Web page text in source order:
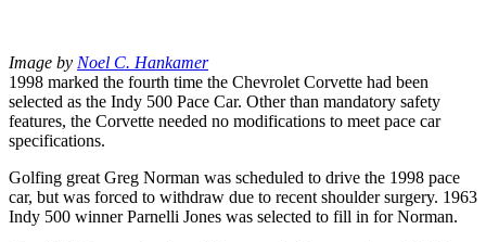
Image by Noel C. Hankamer
1998 marked the fourth time the Chevrolet Corvette had been
selected as the Indy 500 Pace Car. Other than mandatory safety
features, the Corvette needed no modifications to meet pace car
specifications.
Golfing great Greg Norman was scheduled to drive the 1998 pace
car, but was forced to withdraw due to recent shoulder surgery. 1963
Indy 500 winner Parnelli Jones was selected to fill in for Norman.